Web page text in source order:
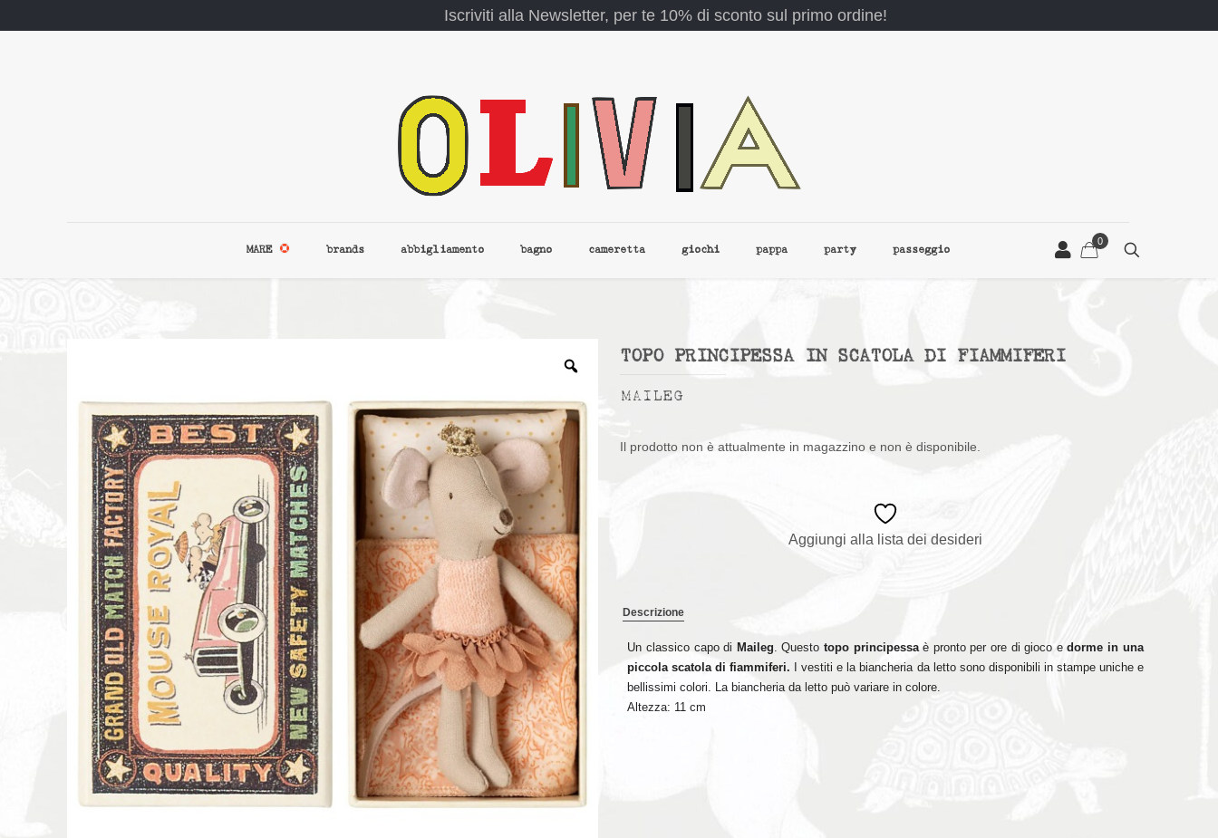
Iscriviti alla Newsletter, per te 10% di sconto sul primo ordine!
MARE brands abbigliamento bagno cameretta giochi pappa party passeggio
0
TOPO PRINCIPESSA IN SCATOLA DI FIAMMIFERI
MAILEG
Il prodotto non è attualmente in magazzino e non è disponibile.
Aggiungi alla lista dei desideri
Descrizione
Un classico capo di Maileg . Questotopo principessaè pronto per ore di gioco edorme in una
piccola scatola di fiammiferi. I vestiti e la biancheria da letto sono disponibili in stampe uniche e
bellissimi colori. La biancheria da letto può variare in colore.
Altezza: 11 cm